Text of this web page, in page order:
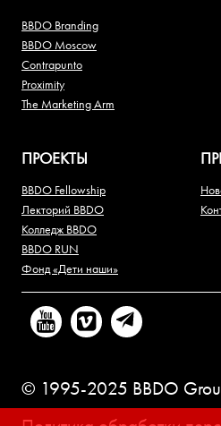
BBDO Branding
BBDO Moscow
Contrapunto
Proximity
The Marketing Arm
ПРОЕКТЫ
BBDO Fellowship
Лекторий BBDO
Колледж BBDO
BBDO RUN
Фонд «Дети наши»
© 1995-2025 BBDO